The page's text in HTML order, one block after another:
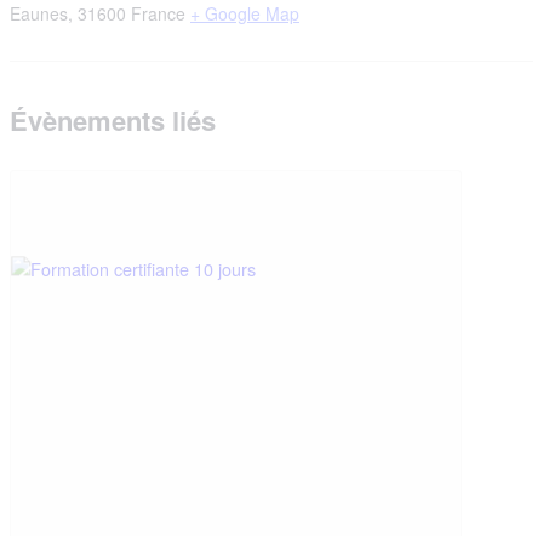
Eaunes, 31600 France + Google Map
Évènements liés